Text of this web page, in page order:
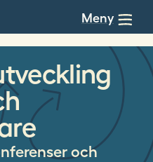
Meny
och